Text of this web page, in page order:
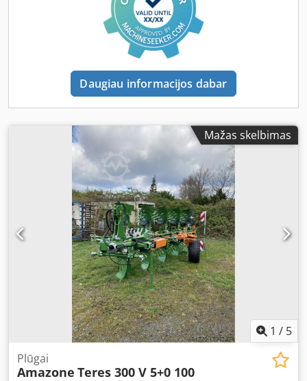
Daugiau informacijos dabar
Mažas skelbimas
1 / 5
Plūgai
Amazone Teres 300 V 5+0 100